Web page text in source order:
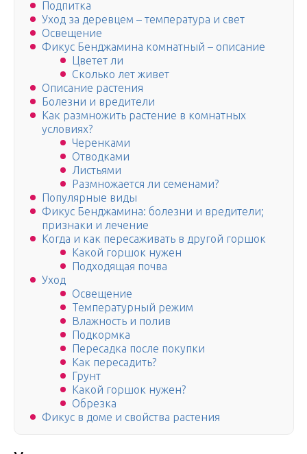
Подпитка
Уход за деревцем – температура и свет
Освещение
Фикус Бенджамина комнатный – описание
Цветет ли
Сколько лет живет
Описание растения
Болезни и вредители
Как размножить растение в комнатных
условиях?
Черенками
Отводками
Листьями
Размножается ли семенами?
Популярные виды
Фикус Бенджамина: болезни и вредители;
признаки и лечение
Когда и как пересаживать в другой горшок
Какой горшок нужен
Подходящая почва
Уход
Освещение
Температурный режим
Влажность и полив
Подкормка
Пересадка после покупки
Как пересадить?
Грунт
Какой горшок нужен?
Обрезка
Фикус в доме и свойства растения